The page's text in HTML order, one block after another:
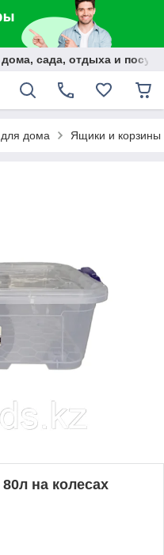
дома, сада, отдыха и
дома Ящики и корзины
на колесах